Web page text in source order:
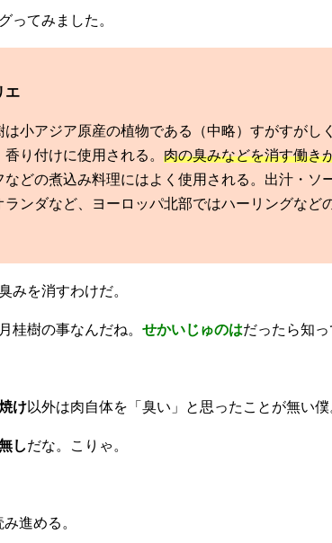
ってみました。
エ
は小アジア原産の植物である（中略）すがすがし
香り付けに使用される。 肉の臭みなどを消す働き
などの煮込み料理にはよく使用される。出汁・ソ
ランダなど、ヨーロッパ北部ではハーリングなど
みを消すわけだ。
桂樹の事なんだね。 せかいじゅのはだったら知っ
け以外は肉自体を「臭い」と思ったことが無い僕
しだな。こりゃ。
進める。